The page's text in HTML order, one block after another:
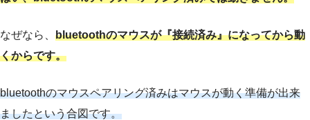
なぜなら、 bluetoothのマウスが『接続済み』になってから動
くからです。
bluetoothのマウスペアリング済みはマウスが動く準備が出来
ましたという合図です。